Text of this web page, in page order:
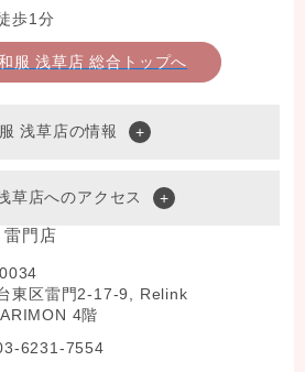
歩1分
服 浅草店 総合トップへ
浅草店の情報
草店へのアクセス
雷門店
東区雷門2-17-9, Relink
4階
6231-7554